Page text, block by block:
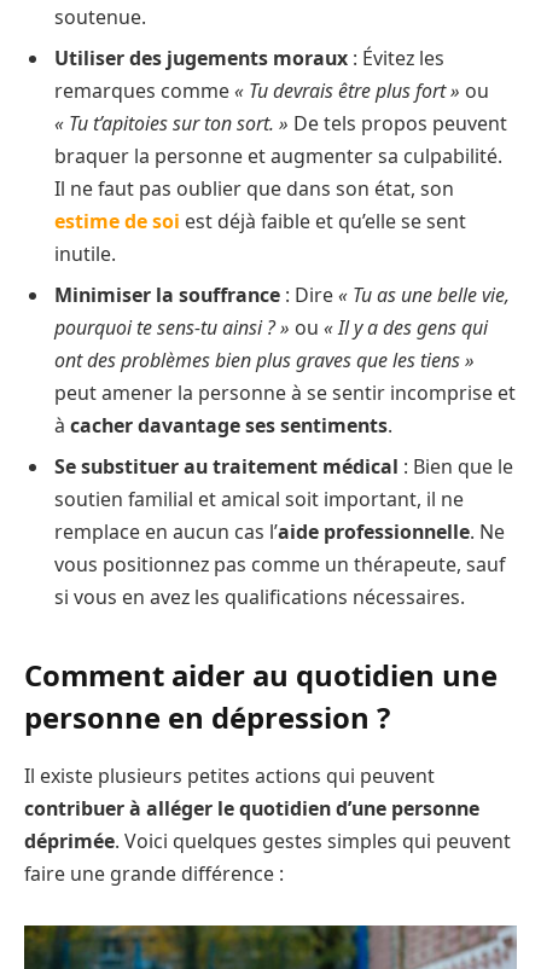
soutenue.
Utiliser des jugements moraux : Évitez les
remarques comme« Tu devrais être plus fort » ou
« Tu t’apitoies sur ton sort. » De tels propos peuvent
braquer la personne et augmenter sa culpabilité.
Il ne faut pas oublier que dans son état, son
estime de soi est déjà faible et qu’elle se sent
inutile.
Minimiser la souffrance : Dire« Tu as une belle vie,
pourquoi te sens-tu ainsi ? » ou « Il y a des gens qui
ont des problèmes bien plus graves que les tiens »
peut amener la personne à se sentir incomprise et
à cacher davantage ses sentiments.
Se substituer au traitement médical : Bien que le
soutien familial et amical soit important, il ne
remplace en aucun cas l’aide professionnelle. Ne
vous positionnez pas comme un thérapeute, sauf
si vous en avez les qualifications nécessaires.
Comment aider au quotidien une
personne en dépression ?
Il existe plusieurs petites actions qui peuvent
contribuer à alléger le quotidien d’une personne
déprimée. Voici quelques gestes simples qui peuvent
faire une grande différence :